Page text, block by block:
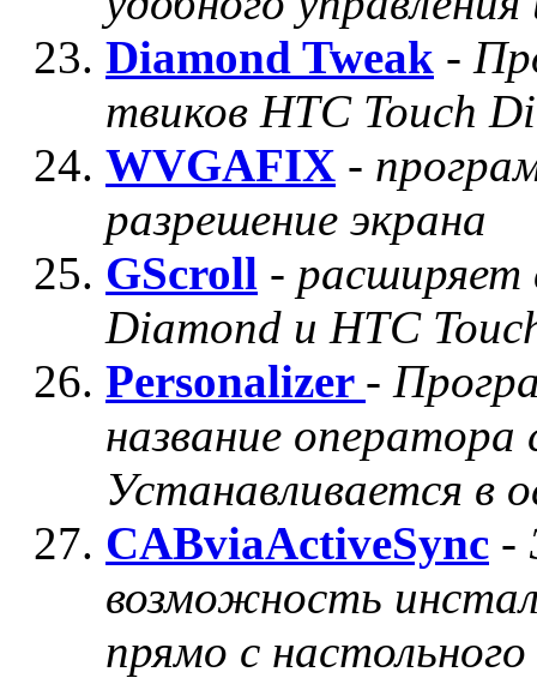
Diamond Tweak -
твиков HTC Touch
WVGAFIX -
разрешение экрана
GScroll - расширяет
Diamond и HTC
Personalizer -
название оператора
Устанавливается в
CABviaActiveSync -
возможность
прямо с